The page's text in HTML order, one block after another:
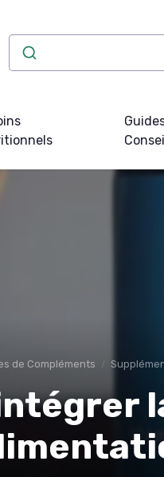
de Compléments